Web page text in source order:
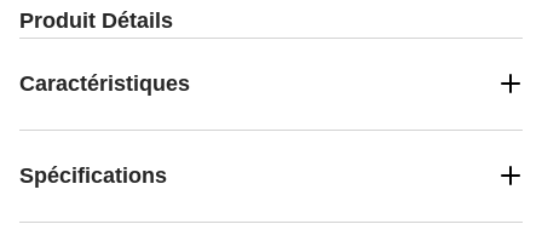
Produit Détails
Caractéristiques
Spécifications